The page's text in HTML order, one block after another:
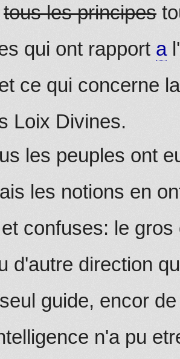
tous les principes
qui ont rapport a
ce qui concerne
Loix Divines.
les peuples ont
les notions en
confuses: le
d'autre direction
guide, encor
n'a pu